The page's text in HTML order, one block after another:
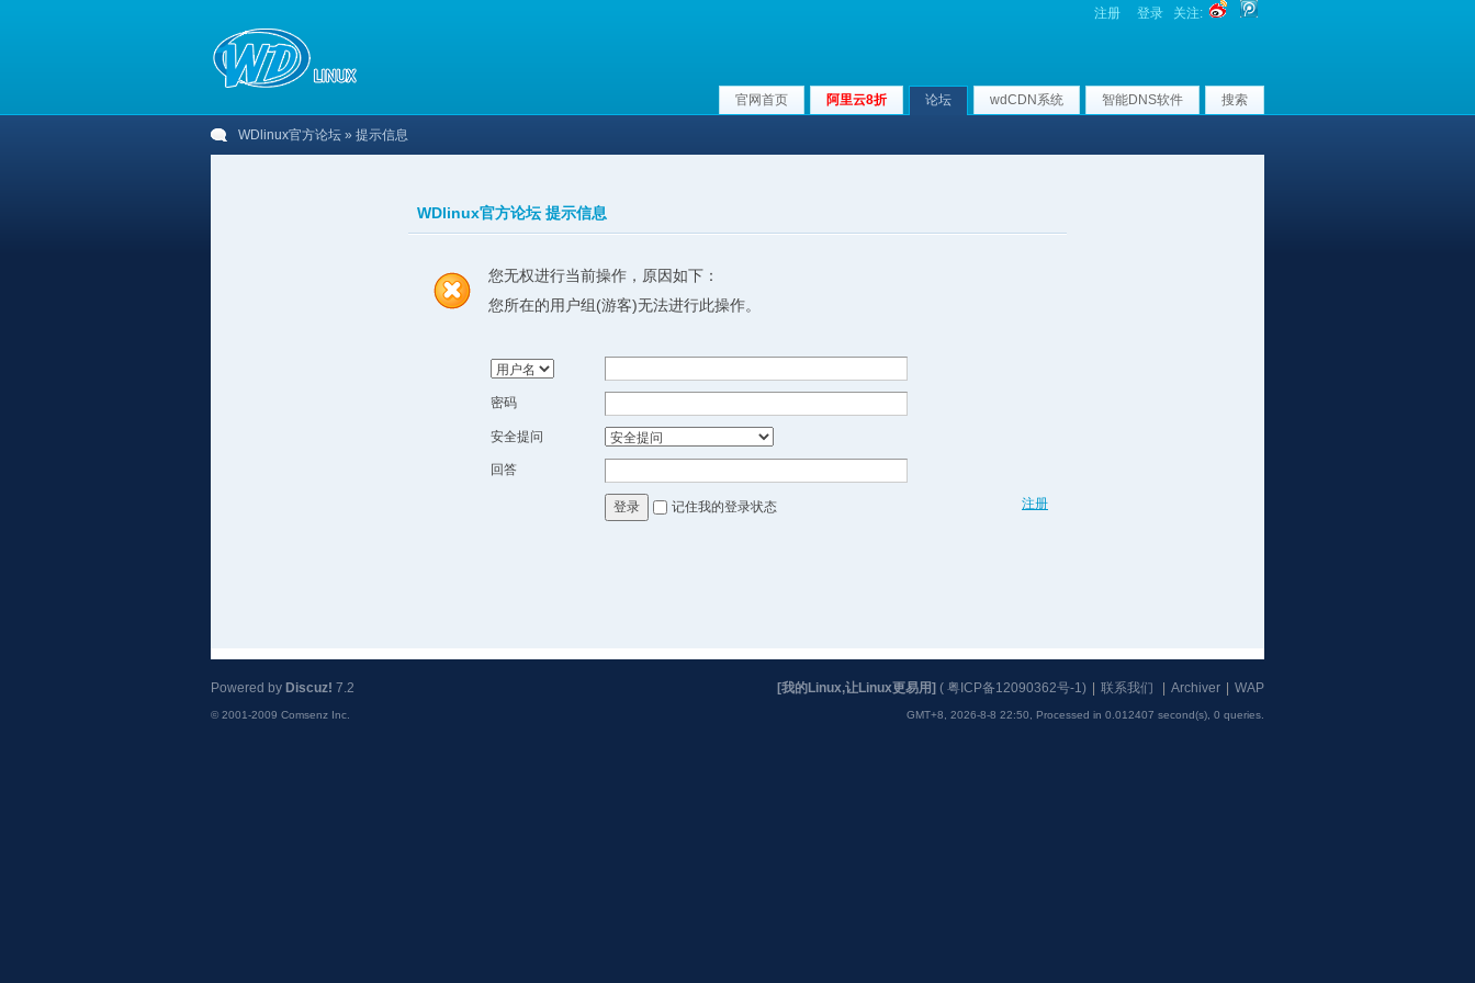
注册 登录 关注:
官网首页 阿里云8折 论坛 wdCDN系统 智能DNS软件 搜索
WDlinux官方论坛 » 提示信息
WDlinux官方论坛 提示信息
您无权进行当前操作，原因如下：
您所在的用户组(游客)无法进行此操作。
密码
安全提问
回答
注册
登录 记住我的登录状态
[我的Linux,让Linux更易用] ( 粤ICP备12090362号-1) 联系我们 Archiver WAP
GMT+8, 2026-8-8 22:50, Processed in 0.012407 second(s), 0 queries
Powered by Discuz! 7.2
© 2001-2009 Comsenz Inc.